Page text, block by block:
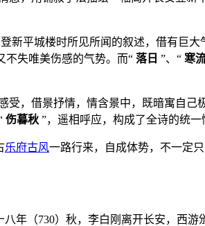
新平城楼时所见所闻的叙述，借有巨
不失唯美伤感的气势。而“ 落日 ”、“ 寒
受，借景抒情，情含景中，既暗寓自
伤暮秋 ”，遥相呼应，构成了全诗的统一
乐府古风一路行来，自成体势，不一定
年（730）秋，李白刚离开长安，西游